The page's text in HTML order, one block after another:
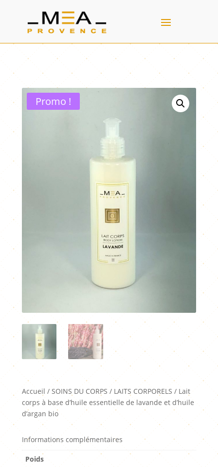
Promo !
Accueil/ SOINS DU CORPS / LAITS CORPORELS / Lait
corps à base d’huile essentielle de lavande et d’huile
d’argan bio
Informations complémentaires
Poids